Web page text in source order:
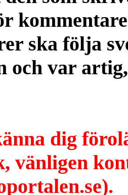
ska följa
och var
dig
vänligen